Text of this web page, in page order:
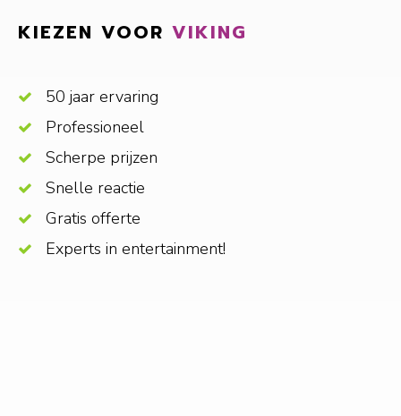
KIEZEN VOOR VIKING
50 jaar ervaring
Professioneel
Scherpe prijzen
Snelle reactie
Gratis offerte
Experts in entertainment!